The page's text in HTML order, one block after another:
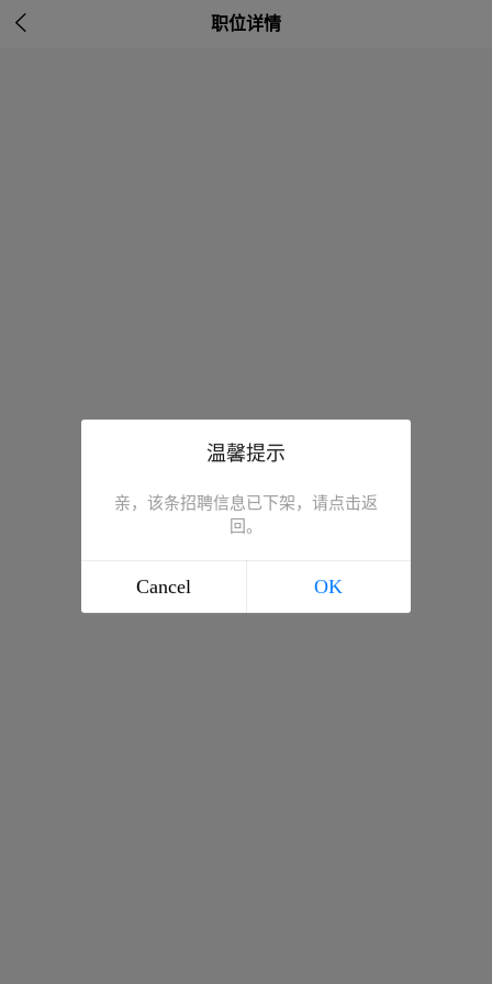
 职位详情
温馨提示
亲，该条招聘信息已下架，请点击返
回。
Cancel OK